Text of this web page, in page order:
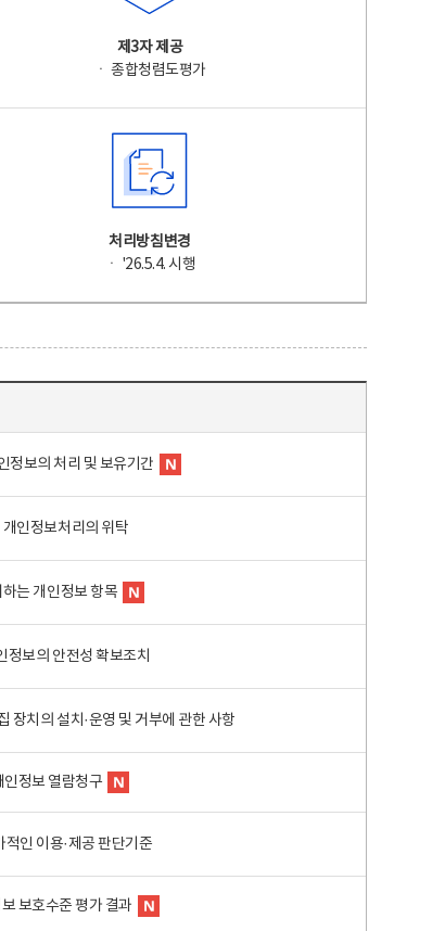
제3자 제공
ㆍ 종합청렴도평가
처리방침변경
ㆍ '26.5.4. 시행
정보의 처리 및 보유기간
개인정보처리의 위탁
는 개인정보 항목
정보의 안전성 확보조치
장치의 설치·운영 및 거부에 관한 사항
인정보 열람청구
적인 이용·제공 판단기준
보호수준 평가 결과